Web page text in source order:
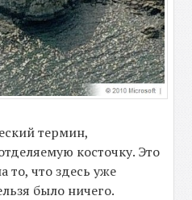
термин,
косточку. Это
то, что здесь уже
было ничего.